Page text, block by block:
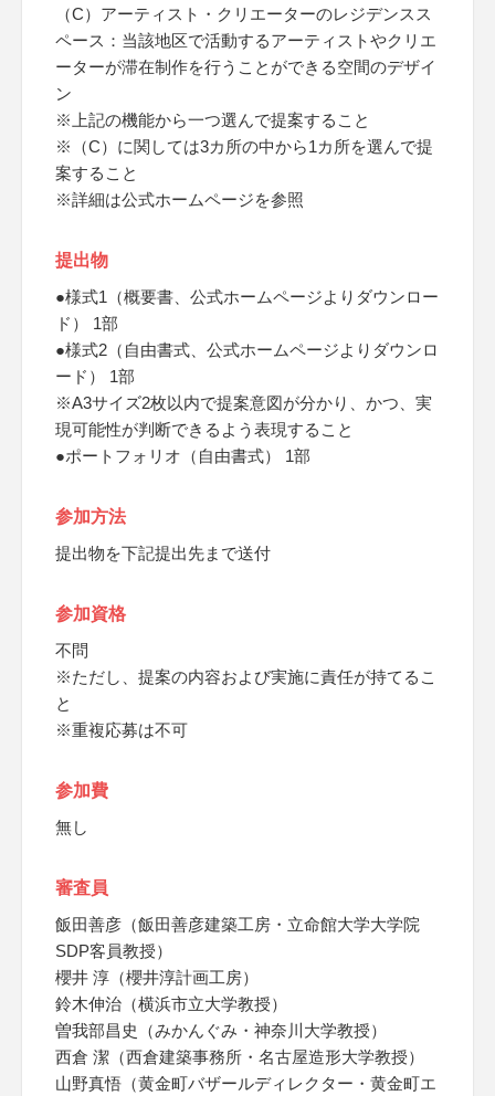
（C）アーティスト・クリエーターのレジデンスス
ペース：当該地区で活動するアーティストやクリエ
ーターが滞在制作を行うことができる空間のデザイ
ン
※上記の機能から一つ選んで提案すること
※（C）に関しては3カ所の中から1カ所を選んで提
案すること
※詳細は公式ホームページを参照
提出物
●様式1（概要書、公式ホームページよりダウンロー
ド） 1部
●様式2（自由書式、公式ホームページよりダウンロ
ード） 1部
※A3サイズ2枚以内で提案意図が分かり、かつ、実
現可能性が判断できるよう表現すること
●ポートフォリオ（自由書式） 1部
参加方法
提出物を下記提出先まで送付
参加資格
不問
※ただし、提案の内容および実施に責任が持てるこ
と
※重複応募は不可
参加費
無し
審査員
飯田善彦（飯田善彦建築工房・立命館大学大学院
SDP客員教授）
櫻井 淳（櫻井淳計画工房）
鈴木伸治（横浜市立大学教授）
曽我部昌史（みかんぐみ・神奈川大学教授）
西倉 潔（西倉建築事務所・名古屋造形大学教授）
山野真悟（黄金町バザールディレクター・黄金町エ